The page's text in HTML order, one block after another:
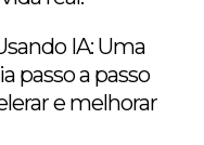
IA: Uma
passo a passo
e melhorar